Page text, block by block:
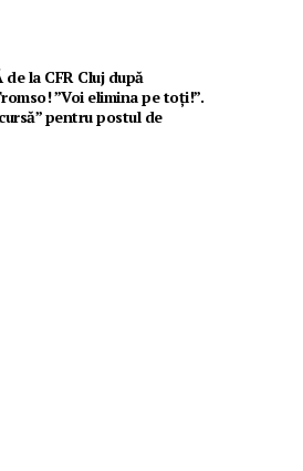
la CFR Cluj după
”Voi elimina pe toți!”.
pentru postul de